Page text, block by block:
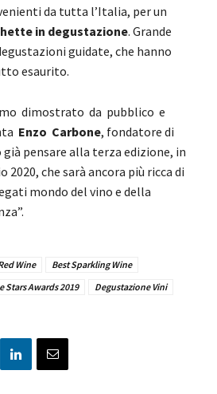
da tutta l’Italia, per un
in degustazione. Grande
guidate, che hanno
esaurito.
dimostrato da pubblico e
Enzo Carbone, fondatore di
pensare alla terza edizione, in
che sarà ancora più ricca di
mondo del vino e della
Wine
Best Sparkling Wine
Stars Awards 2019
Degustazione Vini